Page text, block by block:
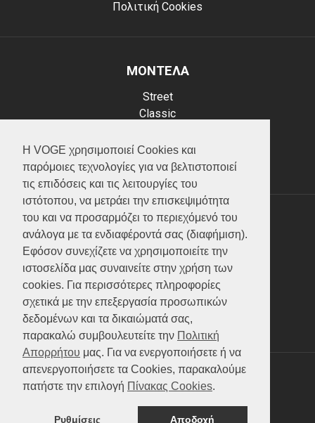
Η VOGE χρησιμοποιεί Cookies και
παρόμοιες τεχνολογίες για να βελτιστοποιεί
τις επιδόσεις και τις λειτουργίες του
ιστότοπου, να μετράει την επισκεψιμότητα
του και να προσαρμόζει το περιεχόμενό του
ανάλογα με τα ενδιαφέροντά σας (διαφήμιση).
Εφόσον συνεχίζετε να χρησιμοποιείτε την
ιστοσελίδα μας συναινείτε στην χρήση των
cookies. Για περισσότερες πληροφορίες
σχετικά με την επεξεργασία προσωπικών
δεδομένων και τα δικαιώματά σας,
παρακαλώ συμβουλευτείτε την Πολιτική
Απορρήτου μας. Για να ενεργοποιήσετε ή να
απενεργοποιήσετε τα Cookies, παρακαλούμε
πατήστε την επιλογή Πίνακας Cookies.
Ρυθμίσεις Αποδοχή
Πολιτική Cookies
ΜΟΝΤΕΛΑ
Street
Classic
Scooter
ATV (Loncin)
ΥΠΗΡΕΣΙΕΣ
Test ride
Επικοινωνία
Service
Κατάλογος
FAQ
SOCIAL MEDIA